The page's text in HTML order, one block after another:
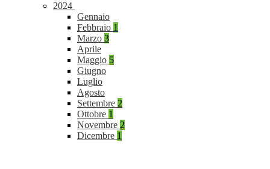
2024
Gennaio
Febbraio 1
Marzo 3
Aprile
Maggio 5
Giugno
Luglio
Agosto
Settembre 2
Ottobre 1
Novembre 2
Dicembre 1